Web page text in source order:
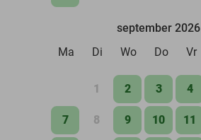
september 2026
Ma
Di Wo Do Vr
1 2 3 4
7 8 9 10 11